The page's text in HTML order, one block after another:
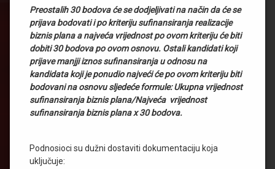
Preostalih 30 bodova će se dodjeljivati na način da će se
prijava bodovati i po kriteriju sufinansiranja realizacije
biznis plana a najveća vrijednost po ovom kriteriju će biti
dobiti 30 bodova po ovom osnovu. Ostali kandidati koji
prijave manjji iznos sufinansiranja u odnosu na
kandidata koji je ponudio najveći će po ovom kriteriju biti
bodovani na osnovu sljedeće formule: Ukupna vrijednost
sufinansiranja biznis plana/Najveća vrijednost
sufinansiranja biznis plana x 30 bodova.
Podnosioci su dužni dostaviti dokumentaciju koja
uključuje: